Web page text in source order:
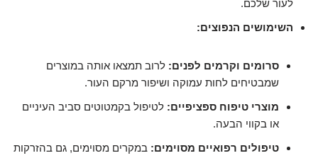
לעור שלכם.
השימושים הנפוצים:
סרומים וקרמים לפנים: לרוב תמצאו אותה במוצרים
שמבטיחים לחות עמוקה ושיפור מרקם העור.
מוצרי טיפוח ספציפיים: לטיפול בקמטוטים סביב העיניים
או בקווי הבעה.
טיפולים רפואיים מסוימים: במקרים מסוימים, גם בהזרקות